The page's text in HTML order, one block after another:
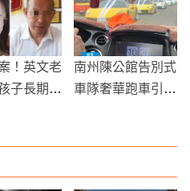
蹤！
！英文老
子長期被
南州陳公館告別式
車隊奢華跑車引關